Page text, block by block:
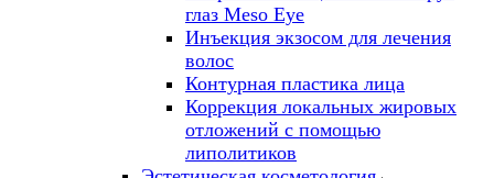
глаз Meso Eye
Инъекция экзосом для лечения
волос
Контурная пластика лица
Коррекция локальных жировых
отложений с помощью
липолитиков